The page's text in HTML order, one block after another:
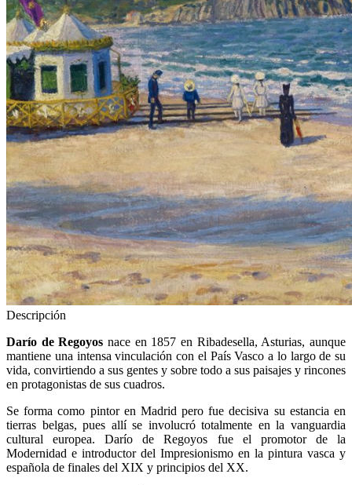
Descripción
Darío de Regoyos nace en 1857 en Ribadesella, Asturias, aunque
mantiene una intensa vinculación con el País Vasco a lo largo de su
vida, convirtiendo a sus gentes y sobre todo a sus paisajes y rincones
en protagonistas de sus cuadros.
Se forma como pintor en Madrid pero fue decisiva su estancia en
tierras belgas, pues allí se involucró totalmente en la vanguardia
cultural europea. Darío de Regoyos fue el promotor de la
Modernidad e introductor del Impresionismo en la pintura vasca y
española de finales del XIX y principios del XX.